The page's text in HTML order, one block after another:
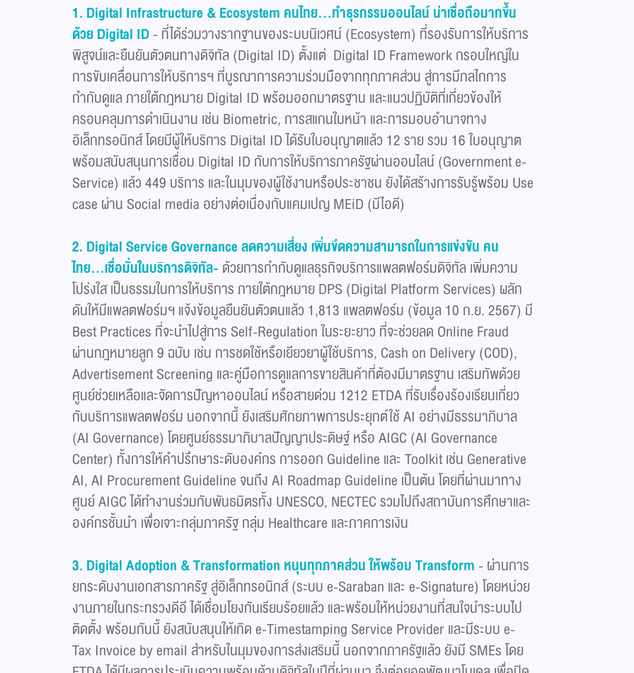
1. Digital Infrastructure & Ecosystem คนไทย...ทำธุรกรรมออนไลน์ น่าเชื่อถือมากขึ้น
ด้วยDigital ID- ที่ได้ร่วมวางรากฐานของระบบนิเวศน์ (Ecosystem) ที่รองรับการให้บริการ
พิสูจน์และยืนยันตัวตนทางดิจิทัล (Digital ID) ตั้งแต่ Digital ID Framework กรอบใหญ่ใน
การขับเคลื่อนการให้บริการฯ ที่บูรณาการความร่วมมือจากทุกภาคส่วน สู่การมีกลไกการ
กำกับดูแล ภายใต้กฎหมาย Digital ID พร้อมออกมาตรฐาน และแนวปฏิบัติที่เกี่ยวข้องให้
ครอบคลุมการดำเนินงาน เช่น Biometric, การสแกนใบหน้า และการมอบอำนาจทาง
อิเล็กทรอนิกส์ โดยมีผู้ให้บริการ Digital ID ได้รับใบอนุญาตแล้ว 12 ราย รวม 16 ใบอนุญาต
พร้อมสนับสนุนการเชื่อม Digital ID กับการให้บริการภาครัฐผ่านออนไลน์ (Government e-
Service) แล้ว 449 บริการ และในมุมของผู้ใช้งานหรือประชาชน ยังได้สร้างการรับรู้พร้อม Use
case ผ่าน Social media อย่างต่อเนื่องกับแคมเปญ MEiD (มีไอดี)
2. Digital Service Governanceลดความเสี่ยง เพิ่มขีดความสามารถในการแข่งขัน คน
ไทย...เชื่อมั่นในบริการดิจิทัล- ด้วยการกำกับดูแลธุรกิจบริการแพลตฟอร์มดิจิทัล เพิ่มความ
โปร่งใส เป็นธรรมในการให้บริการ ภายใต้กฎหมาย DPS (Digital Platform Services) ผลัก
ดันให้มีแพลตฟอร์มฯ แจ้งข้อมูลยืนยันตัวตนแล้ว 1,813 แพลตฟอร์ม (ข้อมูล 10 ก.ย. 2567) มี
Best Practices ที่จะนำไปสู่การ Self-Regulation ในระยะยาว ที่จะช่วยลด Online Fraud
ผ่านกฎหมายลูก 9 ฉบับ เช่น การชดใช้หรือเยียวยาผู้ใช้บริการ, Cash on Delivery (COD),
Advertisement Screening และคู่มือการดูแลการขายสินค้าที่ต้องมีมาตรฐาน เสริมทัพด้วย
ศูนย์ช่วยเหลือและจัดการปัญหาออนไลน์ หรือสายด่วน 1212 ETDA ที่รับเรื่องร้องเรียนเกี่ยว
กับบริการแพลตฟอร์ม นอกจากนี้ ยังเสริมศักยภาพการประยุกต์ใช้ AI อย่างมีธรรมาภิบาล
(AI Governance) โดยศูนย์ธรรมาภิบาลปัญญาประดิษฐ์ หรือ AIGC (AI Governance
Center) ทั้งการให้คำปรึกษาระดับองค์กร การออก Guideline และ Toolkit เช่น Generative
AI, AI Procurement Guideline จนถึง AI Roadmap Guideline เป็นต้น โดยที่ผ่านมาทาง
ศูนย์ AIGC ได้ทำงานร่วมกับพันธมิตรทั้ง UNESCO, NECTEC รวมไปถึงสถาบันการศึกษาและ
องค์กรชั้นนำ เพื่อเจาะกลุ่มภาครัฐ กลุ่ม Healthcare และภาคการเงิน
3. Digital Adoption & Transformation หนุนทุกภาคส่วน ให้พร้อมTransform - ผ่านการ
ยกระดับงานเอกสารภาครัฐ สู่อิเล็กทรอนิกส์ (ระบบ e-Saraban และ e-Signature) โดยหน่วย
งานภายในกระทรวงดีอี ได้เชื่อมโยงกันเรียบร้อยแล้ว และพร้อมให้หน่วยงานที่สนใจนำระบบไป
ติดตั้ง พร้อมกันนี้ ยังสนับสนุนให้เกิด e-Timestamping Service Provider และมีระบบ e-
Tax Invoice by email สำหรับในมุมของการส่งเสริมนี้ นอกจากภาครัฐแล้ว ยังมี SMEs โดย